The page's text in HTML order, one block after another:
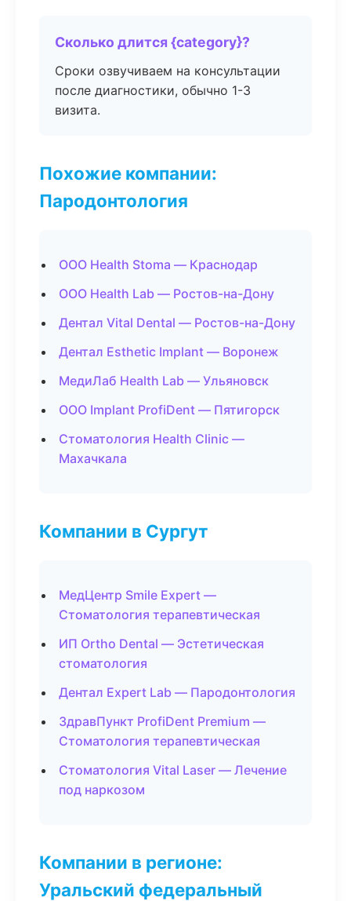
Сколько длится {category}?
Сроки озвучиваем на консультации
после диагностики, обычно 1-3
визита.
Похожие компании:
Пародонтология
ООО Health Stoma — Краснодар
ООО Health Lab — Ростов-на-Дону
Дентал Vital Dental — Ростов-на-Дону
Дентал Esthetic Implant — Воронеж
МедиЛаб Health Lab — Ульяновск
ООО Implant ProfiDent — Пятигорск
Стоматология Health Clinic —
Махачкала
Компании в Сургут
МедЦентр Smile Expert —
Стоматология терапевтическая
ИП Ortho Dental — Эстетическая
стоматология
Дентал Expert Lab — Пародонтология
ЗдравПункт ProfiDent Premium —
Стоматология терапевтическая
Стоматология Vital Laser — Лечение
под наркозом
Компании в регионе:
Уральский федеральный